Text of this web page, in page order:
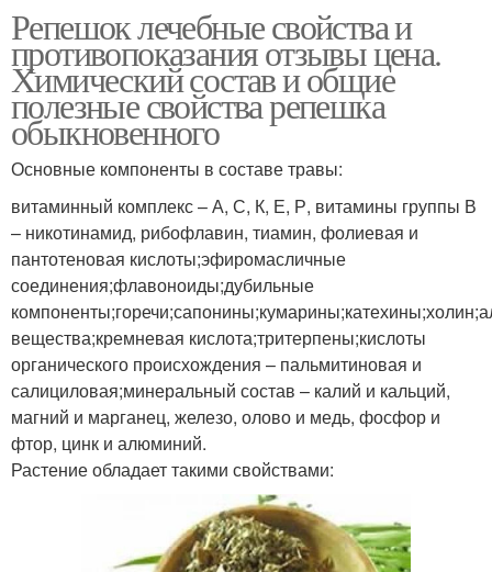
Репешок лечебные свойства и
противопоказания отзывы цена.
Химический состав и общие
полезные свойства репешка
обыкновенного
Основные компоненты в составе травы:
витаминный комплекс – А, С, К, Е, Р, витамины группы В
– никотинамид, рибофлавин, тиамин, фолиевая и
пантотеновая кислоты;эфиромасличные
соединения;флавоноиды;дубильные
вещества;кремневая кислота;тритерпены;кислоты
органического происхождения – пальмитиновая и
салициловая;минеральный состав – калий и кальций,
магний и марганец, железо, олово и медь, фосфор и
фтор, цинк и алюминий.
Растение обладает такими свойствами: